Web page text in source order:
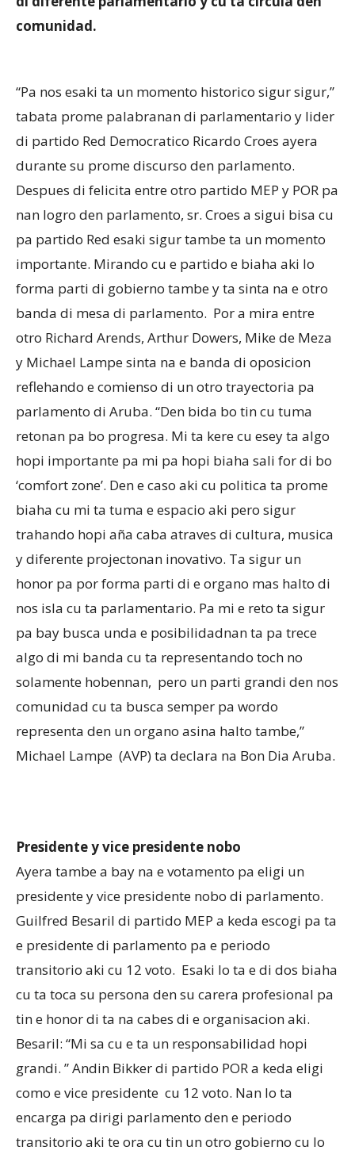
comunidad.
“Pa nos esaki ta un momento historico sigur sigur,”
tabata prome palabranan di parlamentario y lider
di partido Red Democratico Ricardo Croes ayera
durante su prome discurso den parlamento.
Despues di felicita entre otro partido MEP y POR pa
nan logro den parlamento, sr. Croes a sigui bisa cu
pa partido Red esaki sigur tambe ta un momento
importante. Mirando cu e partido e biaha aki lo
forma parti di gobierno tambe y ta sinta na e otro
banda di mesa di parlamento. Por a mira entre
otro Richard Arends, Arthur Dowers, Mike de Meza
y Michael Lampe sinta na e banda di oposicion
reflehando e comienso di un otro trayectoria pa
parlamento di Aruba. “Den bida bo tin cu tuma
retonan pa bo progresa. Mi ta kere cu esey ta algo
hopi importante pa mi pa hopi biaha sali for di bo
‘comfort zone’. Den e caso aki cu politica ta prome
biaha cu mi ta tuma e espacio aki pero sigur
trahando hopi aña caba atraves di cultura, musica
y diferente projectonan inovativo. Ta sigur un
honor pa por forma parti di e organo mas halto di
nos isla cu ta parlamentario. Pa mi e reto ta sigur
pa bay busca unda e posibilidadnan ta pa trece
algo di mi banda cu ta representando toch no
solamente hobennan, pero un parti grandi den nos
comunidad cu ta busca semper pa wordo
representa den un organo asina halto tambe,”
Michael Lampe (AVP) ta declara na Bon Dia Aruba.
Presidente y vice presidente nobo
Ayera tambe a bay na e votamento pa eligi un
presidente y vice presidente nobo di parlamento.
Guilfred Besaril di partido MEP a keda escogi pa ta
e presidente di parlamento pa e periodo
transitorio aki cu 12 voto. Esaki lo ta e di dos biaha
cu ta toca su persona den su carera profesional pa
tin e honor di ta na cabes di e organisacion aki.
Besaril: “Mi sa cu e ta un responsabilidad hopi
grandi. ” Andin Bikker di partido POR a keda eligi
como e vice presidente cu 12 voto. Nan lo ta
encarga pa dirigi parlamento den e periodo
transitorio aki te ora cu tin un otro gobierno cu lo